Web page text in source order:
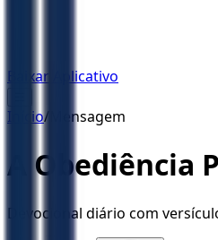
Baixar Aplicativo
Início/ Mensagem
A Obediência
Devocional diário com